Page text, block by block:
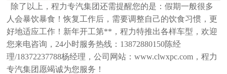
除了以上，程力专汽集团还需提醒您的是：假期一般很多
人会暴饮暴食！恢复工作后，需要调整自己的饮食习惯，更
好地适应工作！新年开工第**，程力特推出各样车型，欢迎
您来电咨询，24小时服务热线：13872880150陈经
理/18372237788杨经理，公司网站：www.clwxpc.com，程力
专汽集团愿竭诚为您服务！